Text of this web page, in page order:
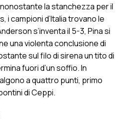
nonostante la stanchezza per il
i campioni d’Italia trovano le
s’inventa il 5-3, Pina si
una violenta conclusione di
sul filo di sirena un tito di
fuori d’un soffio. In
a quattro punti, primo
di Ceppi.